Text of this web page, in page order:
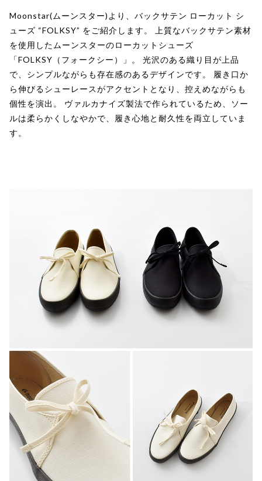
Moonstar(ムーンスター)より、バックサテン ローカット シ
ューズ “FOLKSY” をご紹介します。 上質なバックサテン素材
を使用したムーンスターのローカットシューズ
「FOLKSY（フォークシー）」。 光沢のある織り目が上品
で、シンプルながらも存在感のあるデザインです。 履き口か
ら伸びるシューレースがアクセントとなり、控えめながらも
個性を演出。 ヴァルカナイズ製法で作られているため、ソー
ルは柔らかくしなやかで、履き心地と耐久性を両立していま
す。